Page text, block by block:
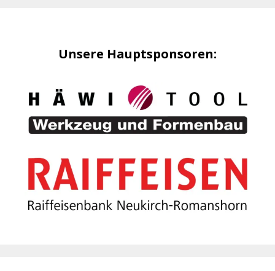
Unsere Hauptsponsoren: